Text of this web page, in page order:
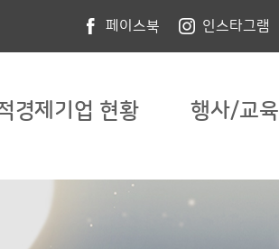
페이스북 인스타그램
경제기업 현황 행사/교육